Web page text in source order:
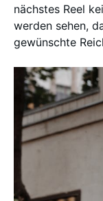
nächstes Reel
werden sehen,
gewünschte